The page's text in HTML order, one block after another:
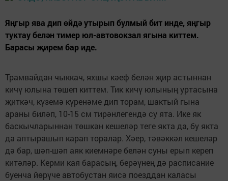
Яңгыр ява дип өйдә утырып булмый бит инде, яңгыр
туктау белән тимер юл-автовокзал ягына киттем.
Барасы җирем бар иде.
Трамвайдан чыккач, яхшы кәеф белән җир астыннан
кичү юлына төшеп киттем. Тик кичү юлының уртасына
җиткәч, күземә күренәме дип торам, шактый гына
араны биләп, 10-15 см тирәнлегендә су ята. Ике як
баскычларыннан төшкән кешеләр теге якта да, бу якта
да аптырашып карап торалар. Хәер, тәвәккәл кешеләр
дә бар, шәп-шәп аяк киемнәре белән суны ерып кереп
китәләр. Керми кая барасың, берәүнең дә расписание
буенча йөрүче автобустан яисә поезддан каласы